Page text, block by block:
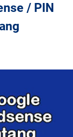
/ PIN